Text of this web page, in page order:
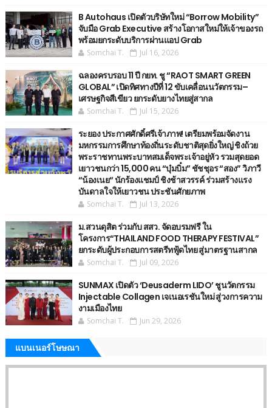
B Autohaus เปิดตัวบริษัทใหม่ “Borrow Mobility”
จับมือ Grab Executive สร้างโอกาสใหม่ให้เจ้าของรถ
พร้อมยกระดับบริการผ่านแอป Grab
Somchai T. Jul 16, 2026
ฉลองครบรอบ 11 ปี กยท. ชู “RAOT SMART GREEN
GLOBAL” เปิดทิศทางปีที่ 12 ขับเคลื่อนนวัตกรรม–
เศรษฐกิจสีเขียว ยกระดับยางไทยสู่สากล
Somchai T. Jul 15, 2026
ระยอง ประกาศศักดิ์ศรีเจ้าภาพ! เตรียมพร้อมจัดงาน
มหกรรมการศึกษาท้องถิ่นระดับชาติสุดยิ่งใหญ่ ชิงถ้วย
พระราชทานพระบาทสมเด็จพระเจ้าอยู่หัว รวมสุดยอด
เยาวชนกว่า 15,000 คน “บุ๋มบิ๋ม” ชัชชุอร “สอง” วิภาวี
“น้องเนย“ นักร้องแชมป์ ชิงช้าสวรรค์ ร่วมสร้างแรง
บันดาลใจให้เยาวชน ประชันศักยภาพ
Somchai T. Jul 13, 2026
ม.สวนดุสิต ร่วมกับ สสว. จัดอบรมฟรี ใน
โครงการ“THAILAND FOOD THERAPY FESTIVAL”
ยกระดับผู้ประกอบการสตรีทฟู้ดไทย สู่มาตรฐานสากล
Somchai T. Jul 09, 2026
SUNMAX เปิดตัว ‘Deusaderm LIDO’ ชูนวัตกรรม
Injectable Collagen เจเนอเรชันใหม่ สู่วงการความ
งามเมืองไทย
Somchai T. Jun 29, 2026
แบนเนอร์โษษณา